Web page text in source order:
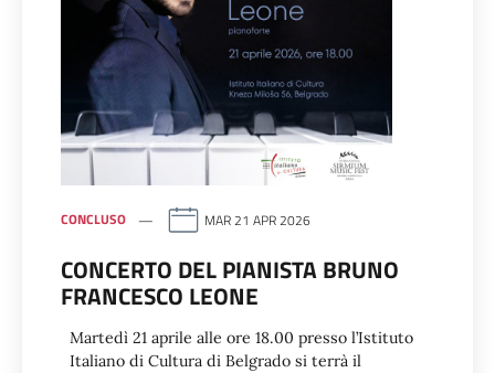
CONCLUSO MAR 21 APR 2026
CONCERTO DEL PIANISTA BRUNO
FRANCESCO LEONE
Martedì 21 aprile alle ore 18.00 presso l’Istituto
Italiano di Cultura di Belgrado si terrà il